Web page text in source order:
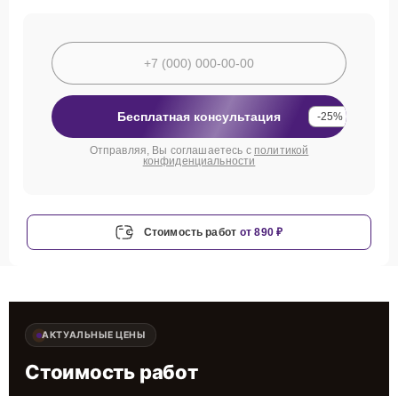
Бесплатная консультация -25%
Отправляя, Вы соглашаетесь с политикой
конфиденциальности
Стоимость работ от 890 ₽
АКТУАЛЬНЫЕ ЦЕНЫ
Стоимость работ